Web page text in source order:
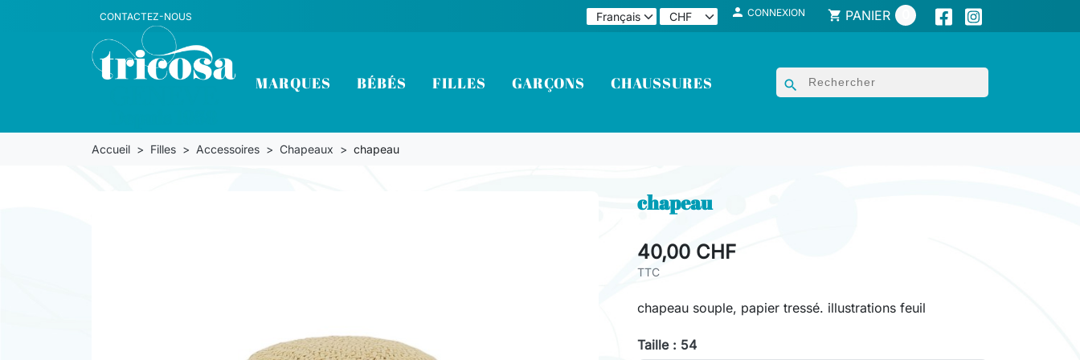
CONTACTEZ-NOUS  CONNEXION shopping_cart PANIER
MARQUES BÉBÉS FILLES GARÇONS CHAUSSURES search
Accueil Filles Accessoires Chapeaux chapeau
chapeau
40,00 CHF
TTC
chapeau souple, papier tressé. illustrations feuil
Taille : 54